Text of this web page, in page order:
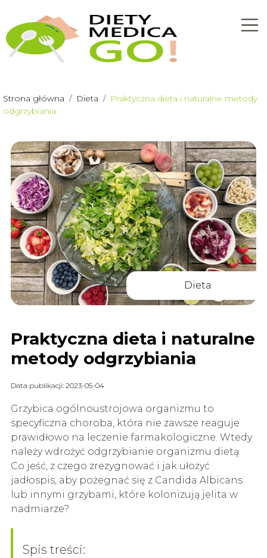
Strona główna / Dieta / Praktyczna dieta i naturalne metody
odgrzybiania
Dieta
Praktyczna dieta i naturalne
metody odgrzybiania
Data publikacji: 2023-05-04
Grzybica ogólnoustrojowa organizmu to
specyficzna choroba, która nie zawsze reaguje
prawidłowo na leczenie farmakologiczne. Wtedy
należy wdrożyć odgrzybianie organizmu dietą.
Co jeść, z czego zrezygnować i jak ułożyć
jadłospis, aby pożegnać się z Candida Albicans
lub innymi grzybami, które kolonizują jelita w
nadmiarze?
Spis treści: